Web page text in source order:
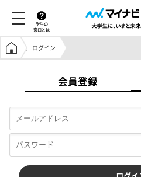
学生の
窓口とは
学生の窓口トップ
ログイン
会員登録